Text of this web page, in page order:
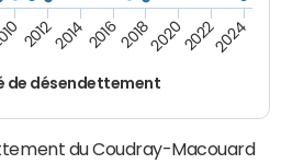
de désendettement
2012201420162018202020222024
du Coudray-Macouard